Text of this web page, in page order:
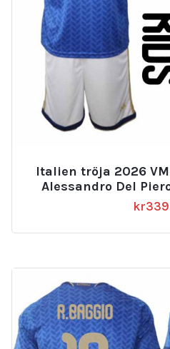
Italien tröja 2026
Alessandro Del
kr